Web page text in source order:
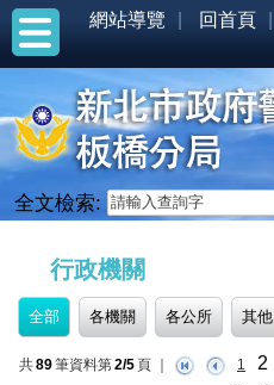
網站導覽 回首頁
全文檢索:
行政機關
全部 各機關 各公所 其他
共89筆資料第2/5頁 1 2